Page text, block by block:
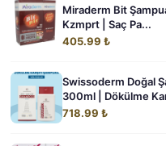
Miraderm Bit
Kzmprt | Saç Pa...
405.99 ₺
Swissoderm Doğal
300ml | Dökülme
718.99 ₺